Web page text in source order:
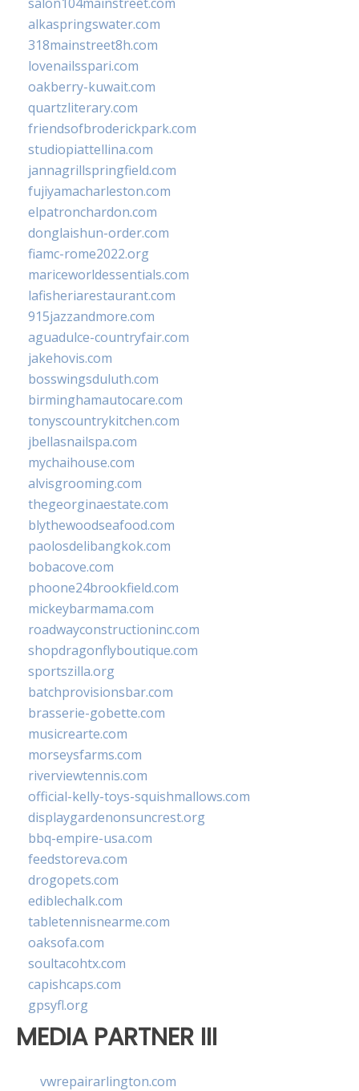
alkaspringswater.com
318mainstreet8h.com
lovenailsspari.com
oakberry-kuwait.com
quartzliterary.com
friendsofbroderickpark.com
studiopiattellina.com
jannagrillspringfield.com
fujiyamacharleston.com
elpatronchardon.com
donglaishun-order.com
fiamc-rome2022.org
mariceworldessentials.com
lafisheriarestaurant.com
915jazzandmore.com
aguadulce-countryfair.com
jakehovis.com
bosswingsduluth.com
birminghamautocare.com
tonyscountrykitchen.com
jbellasnailspa.com
mychaihouse.com
alvisgrooming.com
thegeorginaestate.com
blythewoodseafood.com
paolosdelibangkok.com
bobacove.com
phoone24brookfield.com
mickeybarmama.com
roadwayconstructioninc.com
shopdragonflyboutique.com
sportszilla.org
batchprovisionsbar.com
brasserie-gobette.com
musicrearte.com
morseysfarms.com
riverviewtennis.com
official-kelly-toys-squishmallows.com
displaygardenonsuncrest.org
bbq-empire-usa.com
feedstoreva.com
drogopets.com
ediblechalk.com
tabletennisnearme.com
oaksofa.com
soultacohtx.com
capishcaps.com
gpsyfl.org
MEDIA PARTNER III
vwrepairarlington.com